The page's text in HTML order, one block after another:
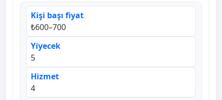
Kişi başı fiyat
₺600–700
Yiyecek
5
Hizmet
4